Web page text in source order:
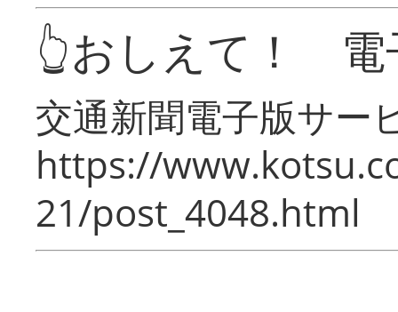
👆おしえて！ 電
交通新聞電子版サー
https://
21/post_4048.html